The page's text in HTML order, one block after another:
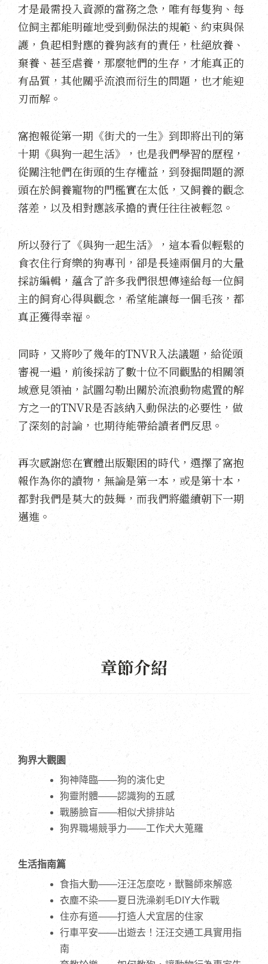
才是最需投入資源的當務之急，唯有每隻狗、每
位飼主都能明確地受到動保法的規範、約束與保
護，負起相對應的養狗該有的責任，杜絕放養、
棄養、甚至虐養，那麼牠們的生存，才能真正的
有品質，其他關乎流浪而衍生的問題，也才能迎
刃而解。
窩抱報從第一期《街犬的一生》到即將出刊的第
十期《與狗一起生活》，也是我們學習的歷程，
從關注牠們在街頭的生存權益，到發掘問題的源
頭在於飼養寵物的門檻實在太低，又飼養的觀念
落差，以及相對應該承擔的責任往往被輕忽。
所以發行了《與狗一起生活》，這本看似輕鬆的
食衣住行育樂的狗專刊，卻是長達兩個月的大量
採訪編輯，蘊含了許多我們很想傳達給每一位飼
主的飼育心得與觀念，希望能讓每一個毛孩，都
真正獲得幸福。
同時，又將吵了幾年的TNVR入法議題，給從頭
審視一遍，前後採訪了數十位不同觀點的相關領
域意見領袖，試圖勾勒出關於流浪動物處置的解
方之一的TNVR是否該納入動保法的必要性，做
了深刻的討論，也期待能帶給讀者們反思。
再次感謝您在實體出版艱困的時代，選擇了窩抱
報作為你的讀物，無論是第一本，或是第十本，
都對我們是莫大的鼓舞，而我們將繼續朝下一期
邁進。
章節介紹
狗界大觀園
狗神降臨——狗的演化史
狗靈附體——認識狗的五感
戰勝臉盲——相似犬排排站
狗界職場競爭力——工作犬大蒐羅
生活指南篇
食指大動——汪汪怎麼吃，獸醫師來解惑
衣塵不染——夏日洗澡剃毛DIY大作戰
住亦有道——打造人犬宜居的住家
行車平安——出遊去！汪汪交通工具實用指
南